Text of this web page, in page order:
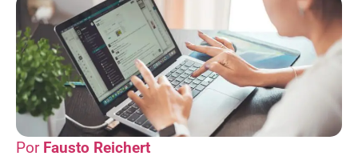
Fausto Reichert